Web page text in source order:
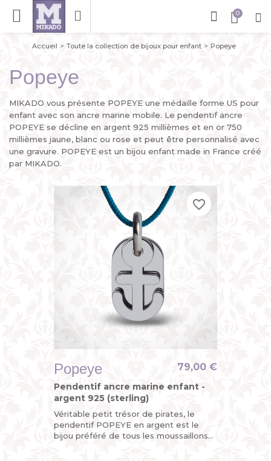
Accueil Toute la collection de bijoux pour enfant Popeye
Popeye
MIKADO vous présente POPEYE une médaille forme US pour
enfant avec son ancre marine mobile. Le pendentif ancre
POPEYE se décline en argent 925 millièmes et en or 750
millièmes jaune, blanc ou rose et peut être personnalisé avec
une gravure. POPEYE est un bijou enfant made in France créé
par MIKADO.
Popeye
Pendentif ancre marine enfant -
argent 925 (sterling)
Véritable petit trésor de pirates, le
pendentif POPEYE en argent est le
bijou préféré de tous les moussaillons
79,00 €
favorite_border
favorite_border
favorite_border